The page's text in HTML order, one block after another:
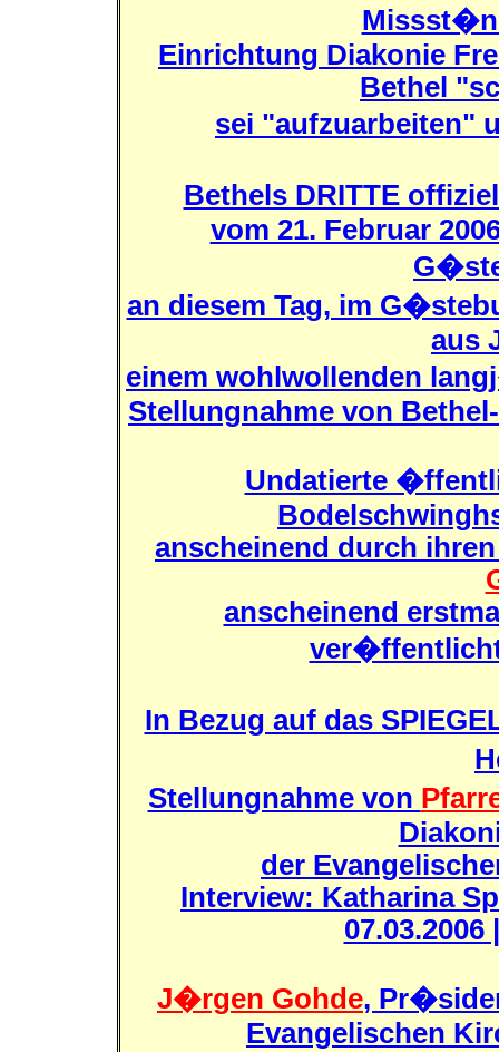
Einrichtung Diakonie
Bethel
sei "aufzuarbeiten"
Bethels DRITTE
vom 21. Februar
an diesem Tag, im
aus
einem wohlwollenden
Stellungnahme von
Undatierte
anscheinend durch
anscheinend
In Bezug auf das
Stellungnahme von
der
Interview: Katharina
J�rgen Gohde,
Evangelischen